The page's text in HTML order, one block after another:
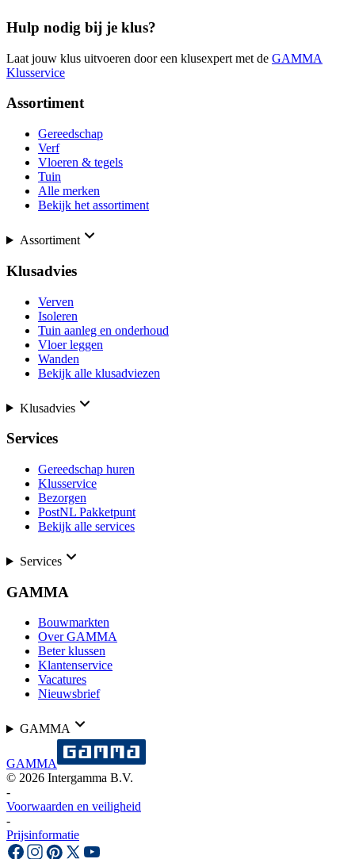
Hulp nodig bij je klus?
Laat jouw klus uitvoeren door een klusexpert met de GAMMA
Klusservice
Assortiment
Gereedschap
Verf
Vloeren & tegels
Tuin
Alle merken
Bekijk het assortiment
Assortiment
Klusadvies
Verven
Isoleren
Tuin aanleg en onderhoud
Vloer leggen
Wanden
Bekijk alle klusadviezen
Klusadvies
Services
Gereedschap huren
Klusservice
Bezorgen
PostNL Pakketpunt
Bekijk alle services
Services
GAMMA
Bouwmarkten
Over GAMMA
Beter klussen
Klantenservice
Vacatures
Nieuwsbrief
GAMMA
GAMMA
© 2026 Intergamma B.V.
-
Voorwaarden en veiligheid
-
Prijsinformatie